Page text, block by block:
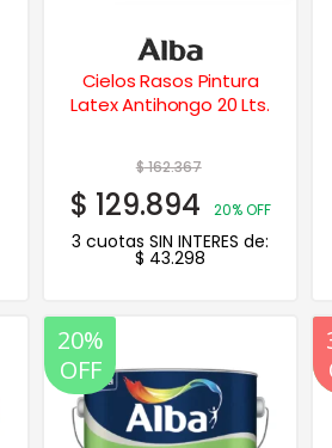
Cielos Rasos Pintura
Latex Antihongo 20 Lts.
$162.367
$ 129.894 20% OFF
3 cuotas SIN INTERES de:
$ 43.298
20%
OFF